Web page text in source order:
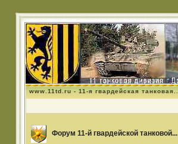
www.11td.ru - 11-я гвардейская танковая...
Форум 11-й гвардейской танковой...